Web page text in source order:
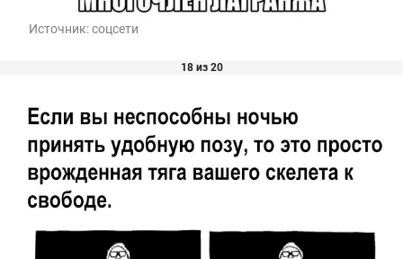
Источник:соцсети
18 из 20